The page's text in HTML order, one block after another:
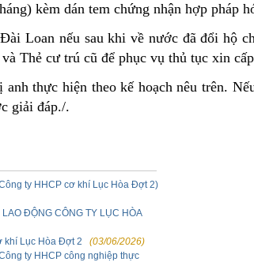
kèm dán tem chứng nhận hợp pháp
Loan nếu sau khi về nước đã đổi hộ
Thẻ cư trú cũ để phục vụ thủ tục xin
thực hiện theo kế hoạch nêu trên.
giải đáp./.
ty HHCP cơ khí Lục Hòa Đợt 2)
ĐỘNG CÔNG TY LỤC HÒA
khí Lục Hòa Đợt 2
(03/06/2026)
ty HHCP công nghiệp thực